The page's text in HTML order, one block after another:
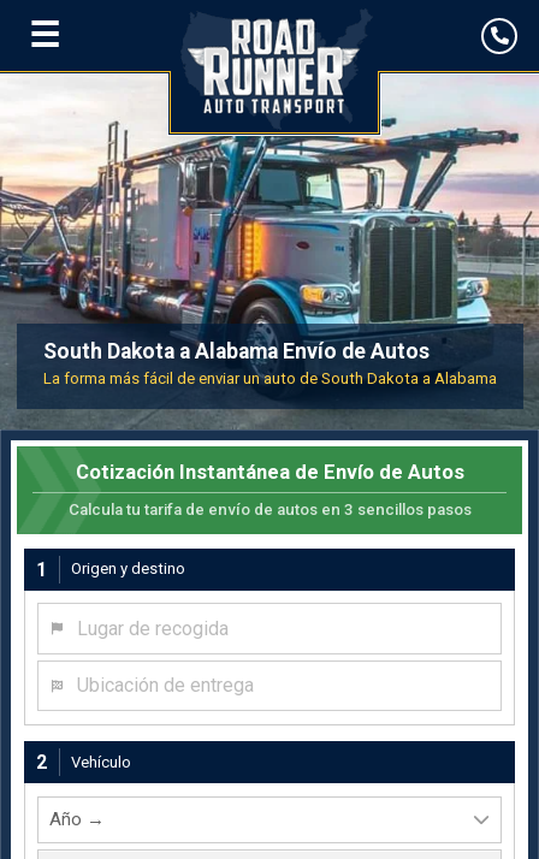
☰
South Dakota a Alabama Envío de Autos
La forma más fácil de enviar un auto de South Dakota a Alabama
Cotización Instantánea de Envío de Autos
Calcula tu tarifa de envío de autos en 3 sencillos pasos
1 Origen y destino
2 Vehículo